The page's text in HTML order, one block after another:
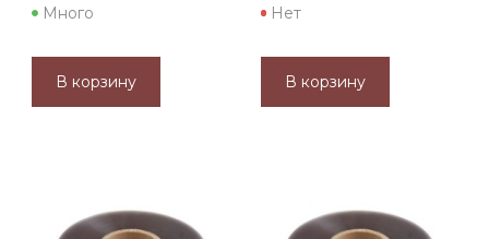
Много
В корзину
Нет
В корзину